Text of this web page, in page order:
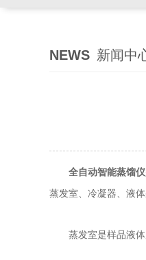
NEWS 新闻中
全自动智能蒸馏仪
蒸发室、冷凝器、液
蒸发室是样品液体加